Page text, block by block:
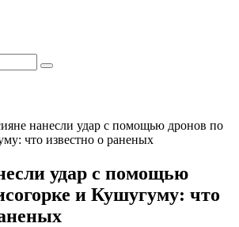
нанесли удар с помощью дронов по
что известно о раненых
удар с помощью
и Кушугуму: что